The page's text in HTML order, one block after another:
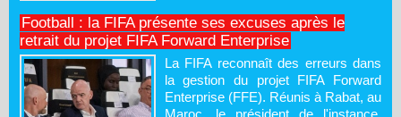
Football : la FIFA présente ses excuses après le
retrait du projet FIFA Forward Enterprise
La FIFA reconnaît des erreurs dans
la gestion du projet FIFA Forward
Enterprise (FFE). Réunis à Rabat, au